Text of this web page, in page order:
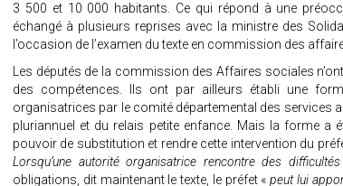
3 500 et 10 000 habitants. Ce qui répond à une
échangé à plusieurs reprises avec la ministre des
l’occasion de l’examen du texte en commission des
Les députés de la commission des Affaires sociales
des compétences. Ils ont par ailleurs établi une
organisatrices par le comité départemental des services
pluriannuel et du relais petite enfance. Mais la forme a
pouvoir de substitution et rendre cette intervention du
Lorsqu’une autorité organisatrice rencontre des difficultés
obligations, dit maintenant le texte, le préfet « peut lui